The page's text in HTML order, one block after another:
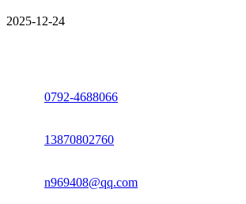
2025-12-24
0792-4688066
13870802760
n969408@qq.com